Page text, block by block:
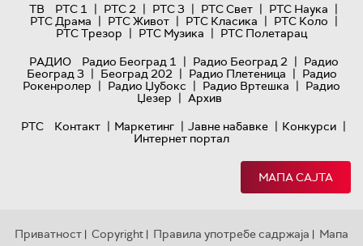
ТВ
РТС 1 | РТС 2 | РТС 3 | РТС Свет | РТС Наука |
РТС Драма | РТС Живот | РТС Класика | РТС Коло |
РТС Трезор | РТС Музика | РТС Полетарац
РАДИО
Радио Београд 1 | Радио Београд 2 | Радио
Београд 3 | Београд 202 | Радио Плетеница | Радио
Рокенролер | Радио Џубокс | Радио Вртешка | Радио
Џезер | Архив
РТС
Контакт | Маркетинг | Јавне набавке | Конкурси |
Интернет портал
МАПА САЈТА
Приватност | Copyright | Правила употребе садржаја | Мапа